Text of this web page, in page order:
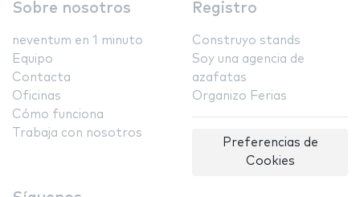
Sobre nosotros
neventum en 1 minuto
Equipo
Contacta
Oficinas
Cómo funciona
Trabaja con nosotros
Registro
Construyo stands
Soy una agencia de
azafatas
Organizo Ferias
Preferencias de
Cookies